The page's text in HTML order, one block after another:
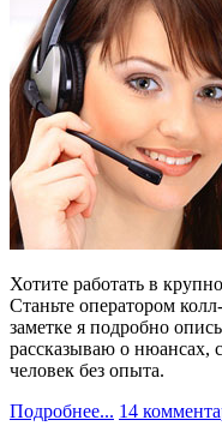
Хотите работать в
Станьте оператором
заметке я подробно
рассказываю о нюансах,
человек без опыта.
Подробнее... 14